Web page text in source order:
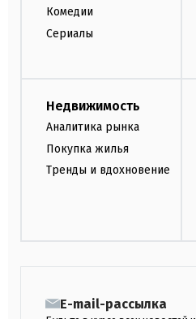
Комедии
Сериалы
Недвижимость
Аналитика рынка
Покупка жилья
Тренды и вдохновение
E-mail-рассылка